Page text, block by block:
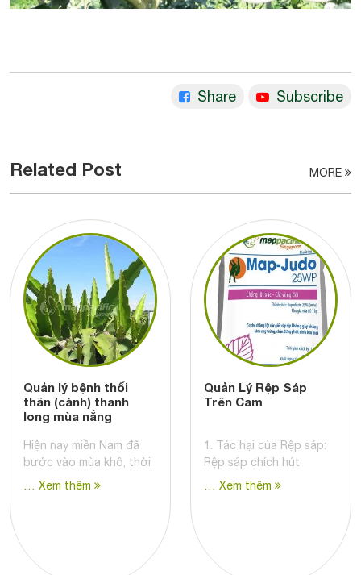
Share Subscribe
Related Post MORE
Quản lý bệnh thối
thân (cành) thanh
long mùa nắng
Hiện nay miền Nam đã
bước vào mùa khô, thời
… Xem thêm
Quản Lý Rệp Sáp
Trên Cam
1. Tác hại của Rệp sáp:
Rệp sáp chích hút
… Xem thêm